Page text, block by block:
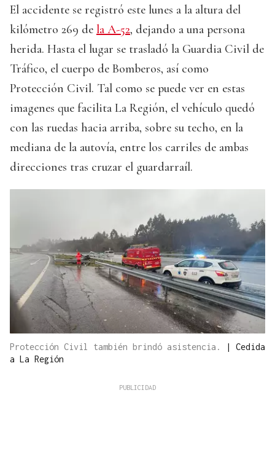
El accidente se registró este lunes a la altura del
kilómetro 269 de la A-52, dejando a una persona
herida. Hasta el lugar se trasladó la Guardia Civil de
Tráfico, el cuerpo de Bomberos, así como
Protección Civil. Tal como se puede ver en estas
imagenes que facilita La Región, el vehículo quedó
con las ruedas hacia arriba, sobre su techo, en la
mediana de la autovía, entre los carriles de ambas
direcciones tras cruzar el guardarraíl.
Protección Civil también brindó asistencia. | Cedida
a La Región